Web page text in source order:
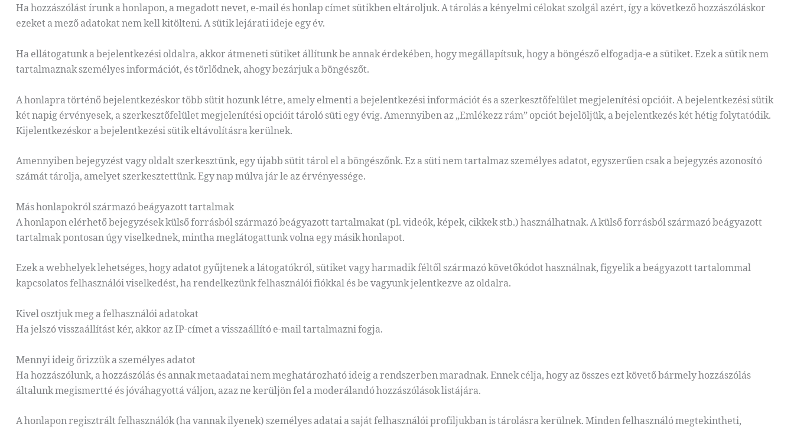
Ha hozzászólást írunk a honlapon, a megadott nevet, e-mail és honlap címet sütikben eltároljuk. A tárolás a kényelmi célokat szolgál azért, így a következő hozzászóláskor
ezeket a mező adatokat nem kell kitölteni. A sütik lejárati ideje egy év.
Ha ellátogatunk a bejelentkezési oldalra, akkor átmeneti sütiket állítunk be annak érdekében, hogy megállapítsuk, hogy a böngésző elfogadja-e a sütiket. Ezek a sütik nem
tartalmaznak személyes információt, és törlődnek, ahogy bezárjuk a böngészőt.
A honlapra történő bejelentkezéskor több sütit hozunk létre, amely elmenti a bejelentkezési információt és a szerkesztőfelület megjelenítési opcióit. A bejelentkezési sütik
két napig érvényesek, a szerkesztőfelület megjelenítési opcióit tároló süti egy évig. Amennyiben az „Emlékezz rám” opciót bejelöljük, a bejelentkezés két hétig folytatódik.
Kijelentkezéskor a bejelentkezési sütik eltávolításra kerülnek.
Amennyiben bejegyzést vagy oldalt szerkesztünk, egy újabb sütit tárol el a böngészőnk. Ez a süti nem tartalmaz személyes adatot, egyszerűen csak a bejegyzés azonosító
számát tárolja, amelyet szerkesztettünk. Egy nap múlva jár le az érvényessége.
Más honlapokról származó beágyazott tartalmak
A honlapon elérhető bejegyzések külső forrásból származó beágyazott tartalmakat (pl. videók, képek, cikkek stb.) használhatnak. A külső forrásból származó beágyazott
tartalmak pontosan úgy viselkednek, mintha meglátogattunk volna egy másik honlapot.
Ezek a webhelyek lehetséges, hogy adatot gyűjtenek a látogatókról, sütiket vagy harmadik féltől származó követőkódot használnak, figyelik a beágyazott tartalommal
kapcsolatos felhasználói viselkedést, ha rendelkezünk felhasználói fiókkal és be vagyunk jelentkezve az oldalra.
Kivel osztjuk meg a felhasználói adatokat
Ha jelszó visszaállítást kér, akkor az IP-címet a visszaállító e-mail tartalmazni fogja.
Mennyi ideig őrizzük a személyes adatot
Ha hozzászólunk, a hozzászólás és annak metaadatai nem meghatározható ideig a rendszerben maradnak. Ennek célja, hogy az összes ezt követő bármely hozzászólás
általunk megismertté és jóváhagyottá váljon, azaz ne kerüljön fel a moderálandó hozzászólások listájára.
A honlapon regisztrált felhasználók (ha vannak ilyenek) személyes adatai a saját felhasználói profiljukban is tárolásra kerülnek. Minden felhasználó megtekintheti,